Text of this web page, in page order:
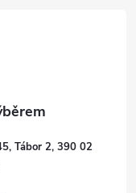
Tábor 2, 390 02